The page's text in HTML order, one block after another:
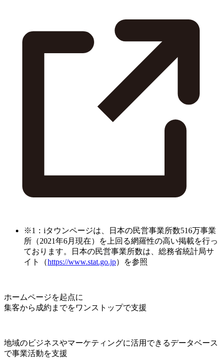
※1：iタウンページは、日本の民営事業所数516万事業
所（2021年6月現在）を上回る網羅性の高い掲載を行っ
ております。日本の民営事業所数は、総務省統計局サ
イト（https://www.stat.go.jp）を参照
ホームページを起点に
集客から成約までをワンストップで支援
地域のビジネスやマーケティングに活用できるデータベース
で事業活動を支援